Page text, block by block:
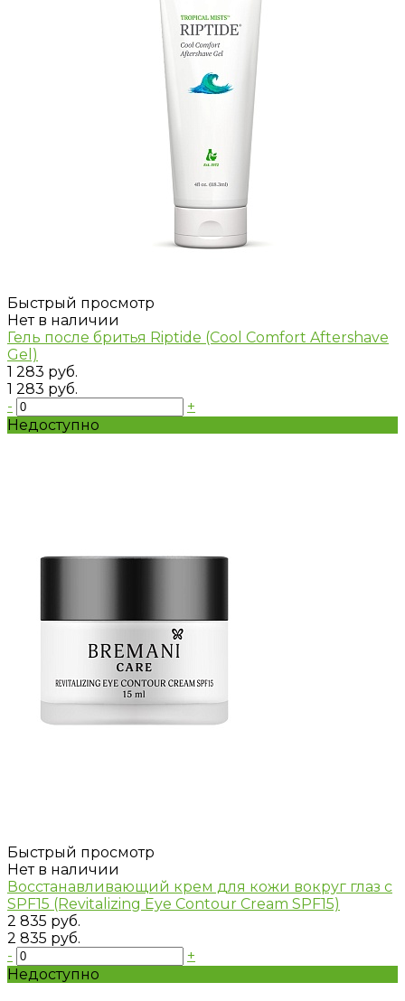
Быстрый просмотр
Нет в наличии
Гель после бритья Riptide (Cool Comfort Aftershave
Gel)
1 283 руб.
1 283 руб.
-
+
Недоступно
Быстрый просмотр
Нет в наличии
Восстанавливающий крем для кожи вокруг глаз с
SPF15 (Revitalizing Eye Contour Cream SPF15)
2 835 руб.
2 835 руб.
-
+
Недоступно